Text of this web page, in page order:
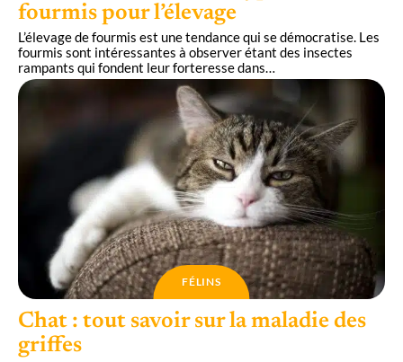
fourmis pour l’élevage
L’élevage de fourmis est une tendance qui se démocratise. Les
fourmis sont intéressantes à observer étant des insectes
rampants qui fondent leur forteresse dans…
FÉLINS
Chat : tout savoir sur la maladie des
griffes